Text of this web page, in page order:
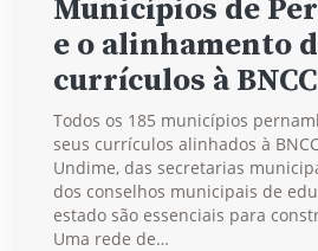
e o alinhamento
currículos à BNCC
Todos os 185 municípios
seus currículos alinhados à
Undime, das secretarias
dos conselhos municipais de
estado são essenciais para
Uma rede de…